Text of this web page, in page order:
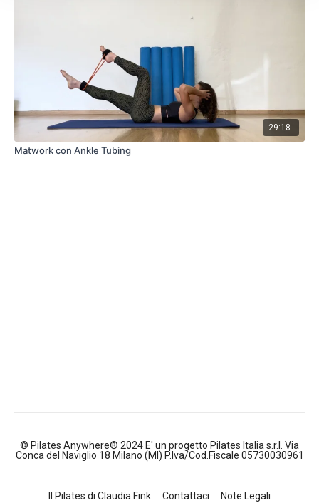
29:18
Matwork con Ankle Tubing
© Pilates Anywhere® 2024 E' un progetto Pilates Italia s.r.l. Via
Conca del Naviglio 18 Milano (MI) P.Iva/Cod.Fiscale 05730030961
Il Pilates di Claudia Fink Contattaci Note Legali